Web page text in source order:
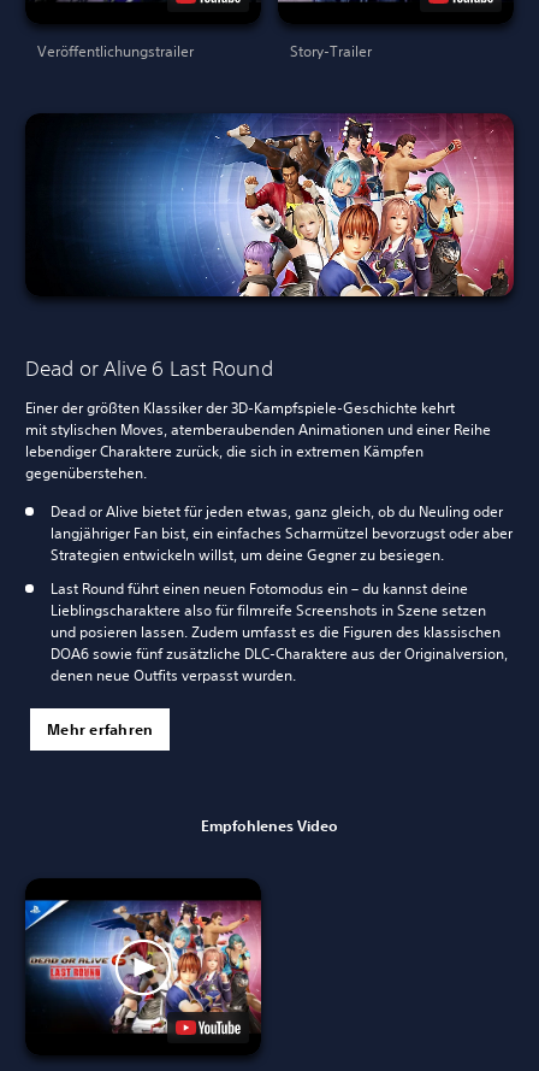
Veröffentlichungstrailer Story-Trailer
Dead or Alive 6 Last Round
Einer der größten Klassiker der 3D-Kampfspiele-Geschichte kehrt
mit stylischen Moves, atemberaubenden Animationen und einer Reihe
lebendiger Charaktere zurück, die sich in extremen Kämpfen
gegenüberstehen.
Dead or Alive bietet für jeden etwas, ganz gleich, ob du Neuling oder
langjähriger Fan bist, ein einfaches Scharmützel bevorzugst oder aber
Strategien entwickeln willst, um deine Gegner zu besiegen.
Last Round führt einen neuen Fotomodus ein – du kannst deine
Lieblingscharaktere also für filmreife Screenshots in Szene setzen
und posieren lassen. Zudem umfasst es die Figuren des klassischen
DOA6 sowie fünf zusätzliche DLC-Charaktere aus der Originalversion,
denen neue Outfits verpasst wurden.
Mehr erfahren
Empfohlenes Video